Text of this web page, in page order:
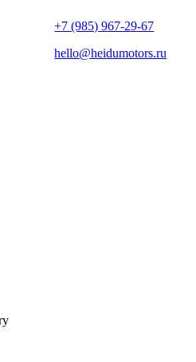
+7 (985) 967-29-67
hello@heidumotors.ru